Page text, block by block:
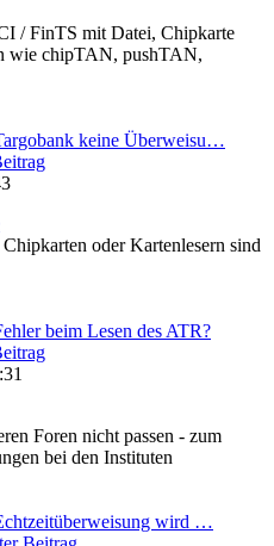
/ FinTS mit Datei, Chipkarte
wie chipTAN, pushTAN,
keine Überweisu…
oder Kartenlesern sind
beim Lesen des ATR?
Foren nicht passen - zum
bei den Instituten
wird …